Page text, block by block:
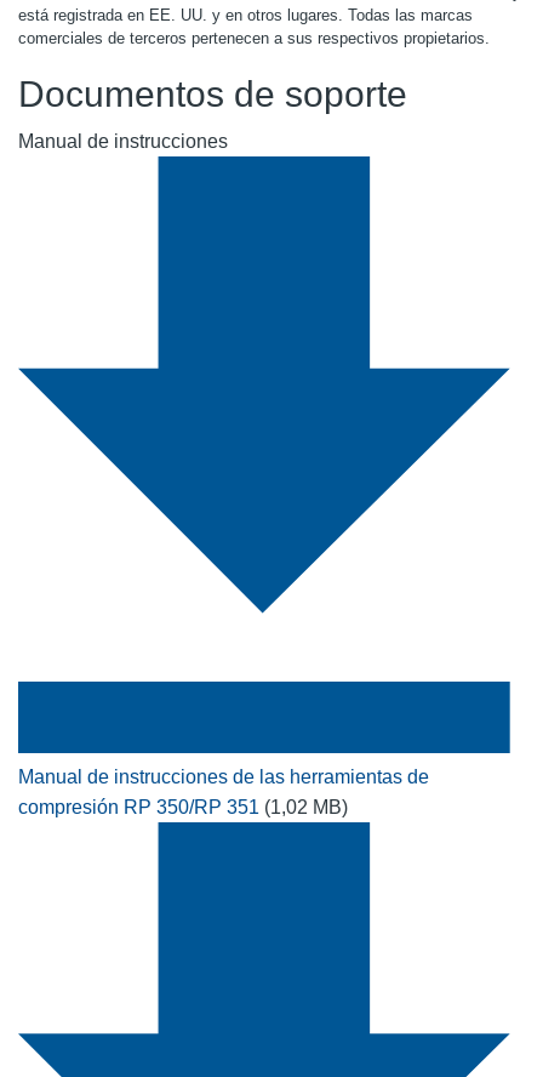
está registrada en EE. UU. y en otros lugares. Todas las marcas
comerciales de terceros pertenecen a sus respectivos propietarios.
Documentos de soporte
Manual de instrucciones
Manual de instrucciones de las herramientas de
compresión RP 350/RP 351 (1,02 MB)